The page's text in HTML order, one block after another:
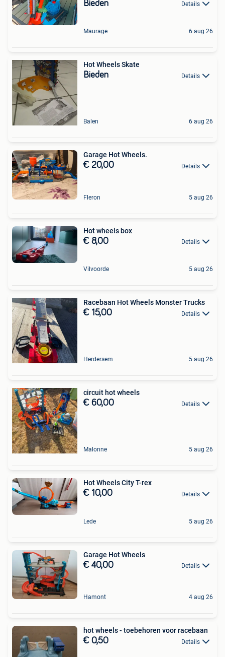
Bieden Details
Maurage 6 aug 26
Hot Wheels Skate
Bieden Details
Balen 6 aug 26
Garage Hot Wheels.
€ 20,00 Details
Fleron 5 aug 26
Hot wheels box
€ 8,00 Details
Vilvoorde 5 aug 26
Racebaan Hot Wheels Monster Trucks
€ 15,00 Details
Herdersem 5 aug 26
circuit hot wheels
€ 60,00 Details
Malonne 5 aug 26
Hot Wheels City T-rex
€ 10,00 Details
Lede 5 aug 26
Garage Hot Wheels
€ 40,00 Details
Hamont 4 aug 26
hot wheels - toebehoren voor racebaan
€ 0,50 Details